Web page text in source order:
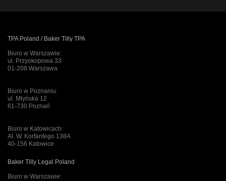
TPA Poland / Baker Tilly TPA
Biuro w Warszawie:
ul. Przyokopowa 33
01-208 Warszawa
Biuro w Poznaniu:
ul. Młyńska 12
61-730 Poznań
Biuro w Katowicach:
Al. W. Korfantego 138A
40-156 Katowice
Baker Tilly Legal Poland
Biuro w Warszawie: